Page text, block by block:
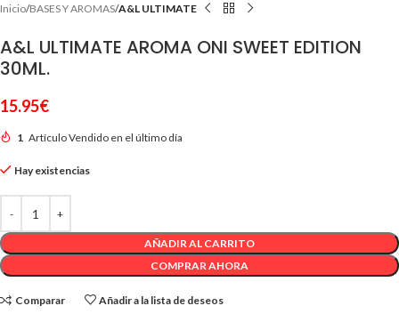
Inicio BASES Y AROMAS A&L ULTIMATE
A&L ULTIMATE AROMA ONI SWEET EDITION
30ML.
15.95€
1 Artículo Vendido en el último día
Hay existencias
AÑADIR AL CARRITO
COMPRAR AHORA
Comparar Añadir a la lista de deseos